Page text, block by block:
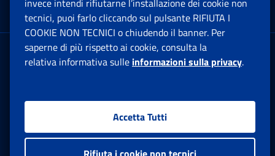
App mobile
Sede Legale : Via Ciro il Grande, 21
00144 Roma
Facebook: Apre una nuova finestra
Twitter: Apre una nuova finestra
Whatsapp: Apre una nuova
Youtube: Apre una
Instagram:
invece intendi rifiutarne l’installazione dei cookie non
tecnici, puoi farlo cliccando sul pulsante RIFIUTA I
COOKIE NON TECNICI o chiudendo il banner. Per
saperne di più rispetto ai cookie, consulta la
relativa informativa sulle informazioni sulla privacy.
Accetta Tutti